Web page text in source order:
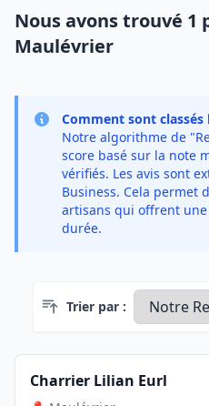
Nous avons trouvé 1
Maulévrier
Comment sont classés
Notre algorithme de
score basé sur la note
vérifiés. Les avis sont
Business. Cela permet
artisans qui offrent
durée.
Trier par :
Charrier Lilian Eurl